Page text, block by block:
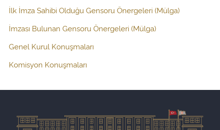
İlk İmza Sahibi Olduğu Gensoru Önergeleri (Mülga)
İmzası Bulunan Gensoru Önergeleri (Mülga)
Genel Kurul Konuşmaları
Komisyon Konuşmaları